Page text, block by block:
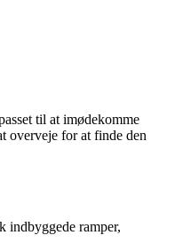
til at imødekomme
overveje for at finde den
indbyggede ramper,